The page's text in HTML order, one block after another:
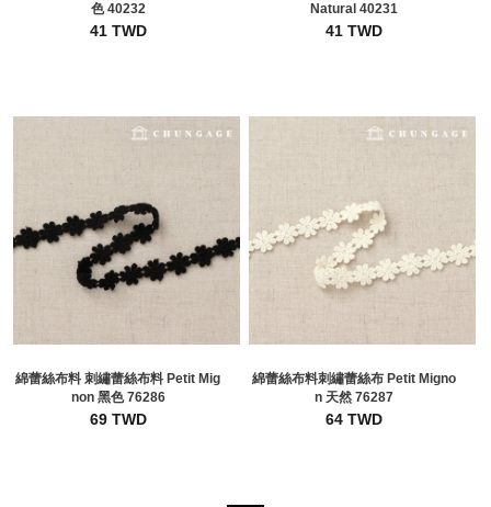
色 40232
41 TWD
Natural 40231
41 TWD
綿蕾絲布料 刺繡蕾絲布料 Petit Mig
non 黑色 76286
69 TWD
綿蕾絲布料刺繡蕾絲布 Petit Migno
n 天然 76287
64 TWD